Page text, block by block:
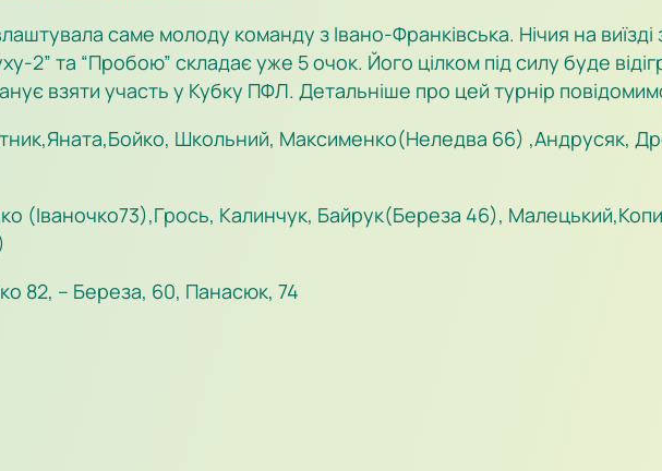
саме молоду команду з Івано-Франківська. Нічия на
2” та “Пробою” складає уже 5 очок. Його цілком під силу буде
взяти участь у Кубку ПФЛ. Детальніше про цей турнір
Школьний, Максименко(Неледва 66) ,Андрусяк,
(Іваночко73),Грось, Калинчук, Байрук(Береза 46),
82, – Береза, 60, Панасюк, 74